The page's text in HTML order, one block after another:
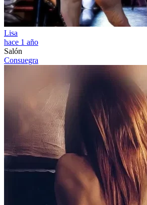
Lisa
hace 1 año
Salón
Consuegra